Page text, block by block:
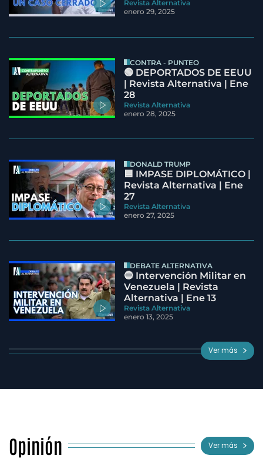
Revista Alternativa
enero 29, 2025
CONTRA - PUNTEO
🟢 DEPORTADOS DE EEUU
| Revista Alternativa | Ene
28
Revista Alternativa
enero 28, 2025
DONALD TRUMP
🟦 IMPASE DIPLOMÁTICO |
Revista Alternativa | Ene
27
Revista Alternativa
enero 27, 2025
DEBATE ALTERNATIVA
🔵 Intervención Militar en
Venezuela | Revista
Alternativa | Ene 13
Revista Alternativa
enero 13, 2025
Ver más
Opinión Ver más